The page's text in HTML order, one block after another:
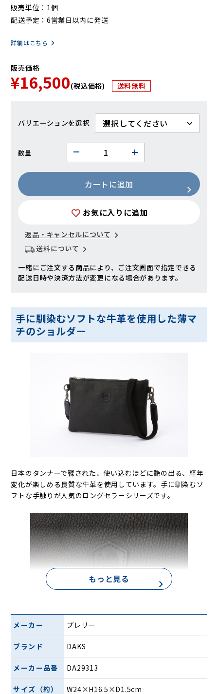
販売単位
1個
配送予定
6営業日以内に発送
詳細はこちら
販売価格
¥16,500(税込価格) 送料無料
バリエーション
数量
カートに追加
お気に入りに追加
返品・キャンセルについて
送料について
一緒にご注文する商品により、ご注文画面で指定できる
配送日時や決済方法が変更になる場合があります。
手に馴染むソフトな牛革を使用した薄マ
チのショルダー
日本のタンナーで鞣された、使い込むほどに艶の出る、経年
変化が楽しめる良質な牛革を使用しています。手に馴染むソ
フトな手触りが人気のロングセラーシリーズです。
1969年に考案されたDAKSの紋章を正面に刻印。この紋章は
英国王室直属の機関である「紋章院」(College of Arms)に
正式に登録されています。
もっと見る
メーカー プレリー
ブランド DAKS
メーカー品番 DA29313
サイズ（約） W24×H16.5×D1.5cm